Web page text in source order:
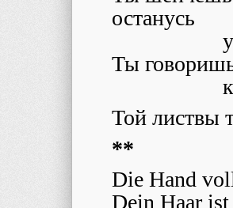
останусь
Ты
Той листвы
**
Die Hand
Dein Haar